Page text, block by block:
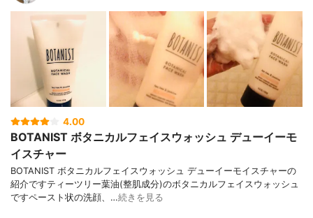
4.00
BOTANIST ボタニカルフェイスウォッシュ デューイーモ
イスチャー
BOTANIST ボタニカルフェイスウォッシュ デューイーモイスチャーの
紹介ですティーツリー葉油(整肌成分)のボタニカルフェイスウォッシュ
ですペースト状の洗顔、…続きを見る